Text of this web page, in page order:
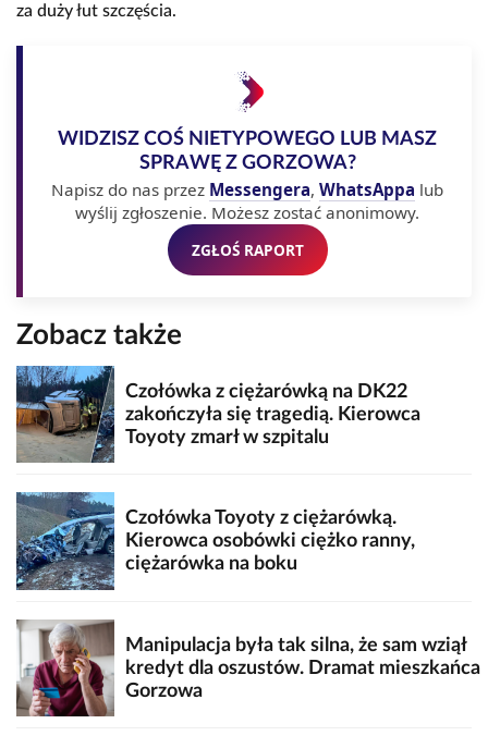
za duży łut szczęścia.
WIDZISZ COŚ NIETYPOWEGO LUB MASZ
SPRAWĘ Z GORZOWA?
Napisz do nas przez Messengera, WhatsAppa lub
wyślij zgłoszenie. Możesz zostać anonimowy.
ZGŁOŚ RAPORT
Zobacz także
Czołówka z ciężarówką na DK22
zakończyła się tragedią. Kierowca
Toyoty zmarł w szpitalu
Czołówka Toyoty z ciężarówką.
Kierowca osobówki ciężko ranny,
ciężarówka na boku
Manipulacja była tak silna, że sam wziął
kredyt dla oszustów. Dramat mieszkańca
Gorzowa